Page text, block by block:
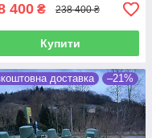
400 ₴ 238 400 ₴
Купити
доставка –21%